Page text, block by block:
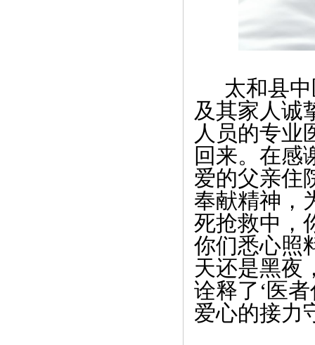
太和县
及其家人诚
人员的专业
回来。在感
爱的父亲住
奉献精神，
死抢救中，
你们悉心照
天还是黑夜
诠释了‘医
爱心的接力